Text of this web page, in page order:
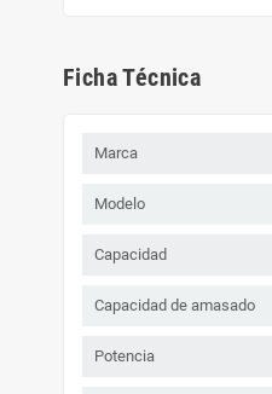
Ficha Técnica
Marca
Modelo
Capacidad
Capacidad de amasado
Potencia